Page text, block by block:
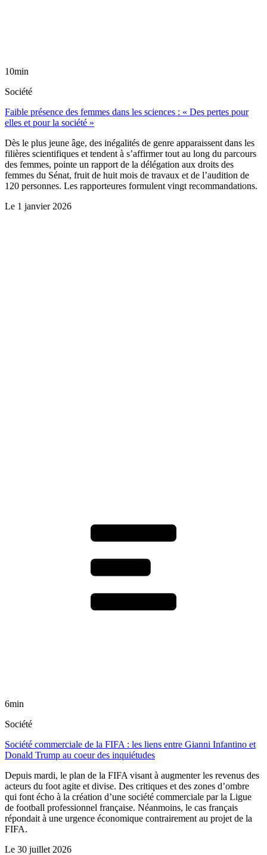
10min
Société
Faible présence des femmes dans les sciences : « Des pertes pour
elles et pour la société »
Dès le plus jeune âge, des inégalités de genre apparaissent dans les
filières scientifiques et tendent à s’affirmer tout au long du parcours
des femmes, pointe un rapport de la délégation aux droits des
femmes du Sénat, fruit de huit mois de travaux et de l’audition de
120 personnes. Les rapporteures formulent vingt recommandations.
Le 1 janvier 2026
6min
Société
Société commerciale de la FIFA : les liens entre Gianni Infantino et
Donald Trump au coeur des inquiétudes
Depuis mardi, le plan de la FIFA visant à augmenter les revenus des
acteurs du foot agite et divise. Des critiques et des zones d’ombre
qui font écho à la création d’une société commerciale par la Ligue
de football professionnel française. Néanmoins, le cas français
répondait à une urgence économique contrairement au projet de la
FIFA.
Le 30 juillet 2026